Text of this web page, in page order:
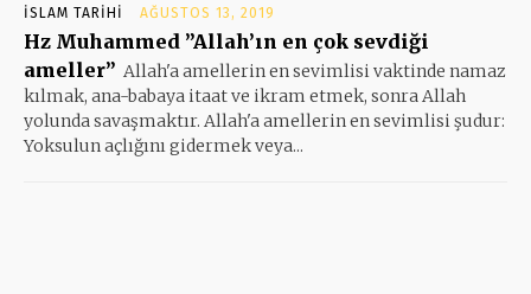
İSLAM TARIHI AĞUSTOS 13, 2019
Hz Muhammed ”Allah’ın en çok sevdiği
ameller” Allah'a amellerin en sevimlisi vaktinde namaz
kılmak, ana-babaya itaat ve ikram etmek, sonra Allah
yolunda savaşmaktır. Allah'a amellerin en sevimlisi şudur:
Yoksulun açlığını gidermek veya...